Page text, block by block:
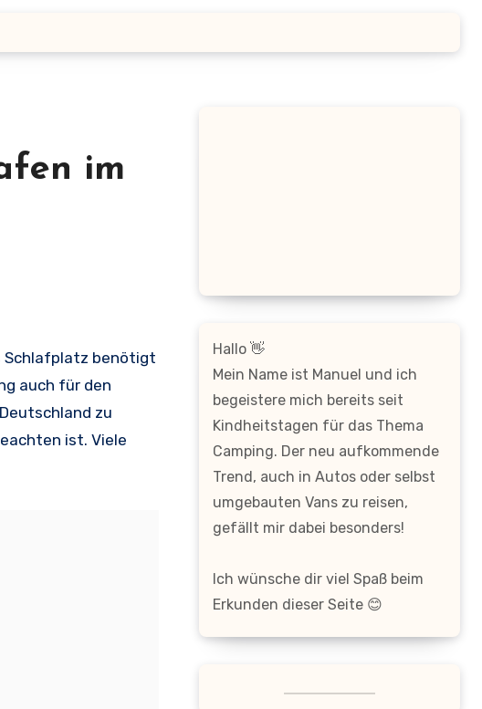
im
Schlafplatz benötigt
auch für den
zu
ist. Viele
Hallo 👋
Mein Name ist Manuel und ich
begeistere mich bereits seit
Kindheitstagen für das Thema
Camping. Der neu aufkommende
Trend, auch in Autos oder selbst
umgebauten Vans zu reisen,
gefällt mir dabei besonders!
Ich wünsche dir viel Spaß beim
Erkunden dieser Seite 😊